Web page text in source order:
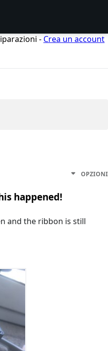
- Crea un account
OPZIONI
happened!
and the ribbon is still